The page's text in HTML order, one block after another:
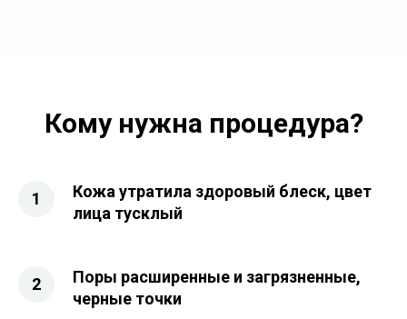
Кому нужна процедура?
Кожа утратила здоровый блеск, цвет
лица тусклый
Поры расширенные и загрязненные,
черные точки